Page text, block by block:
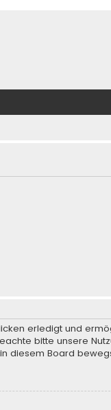
erledigt und
bitte unsere
diesem Board